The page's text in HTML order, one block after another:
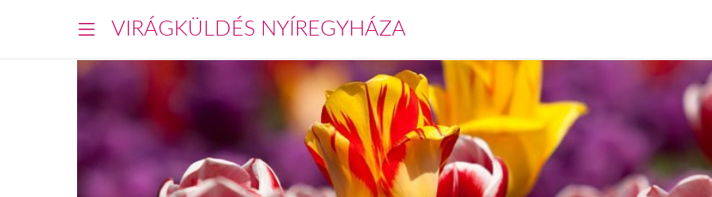
VIRÁGKÜLDÉS NYÍREGYHÁZA